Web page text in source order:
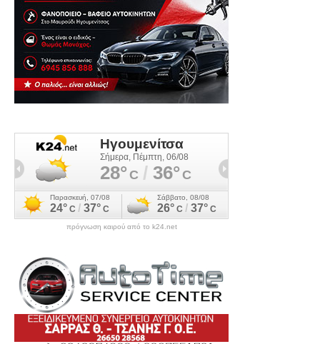
πρόγνωση καιρού από το k24.net